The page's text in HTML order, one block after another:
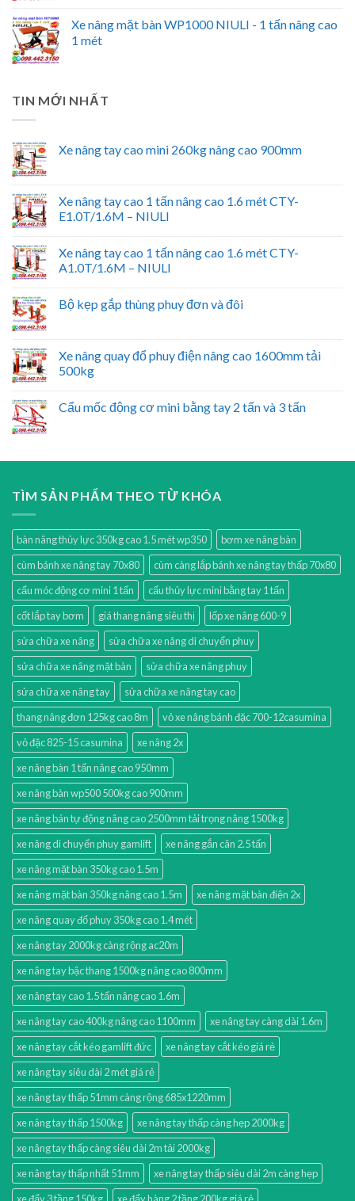
Xe nâng mặt bàn WP1000 NIULI - 1 tấn nâng cao
1 mét
TIN MỚI NHẤT
Xe nâng tay cao mini 260kg nâng cao 900mm
Xe nâng tay cao 1 tấn nâng cao 1.6 mét CTY-
E1.0T/1.6M – NIULI
Xe nâng tay cao 1 tấn nâng cao 1.6 mét CTY-
A1.0T/1.6M – NIULI
Bộ kẹp gắp thùng phuy đơn và đôi
Xe nâng quay đổ phuy điện nâng cao 1600mm tải
500kg
Cẩu mốc động cơ mini bằng tay 2 tấn và 3 tấn
TÌM SẢN PHẨM THEO TỪ KHÓA
bàn nâng thủy lực 350kg cao 1.5 mét wp350
bơm xe nâng bàn
cùm bánh xe nâng tay 70x80
cùm càng lắp bánh xe nâng tay thấp 70x80
cẩu móc động cơ mini 1 tấn
cẩu thủy lực mini bằng tay 1 tấn
cốt lắp tay bơm
giá thang nâng siêu thị
lốp xe nâng 600-9
sửa chữa xe nâng
sửa chữa xe nâng di chuyển phuy
sửa chữa xe nâng mặt bàn
sửa chữa xe nâng phuy
sửa chữa xe nâng tay
sửa chữa xe nâng tay cao
thang nâng đơn 125kg cao 8m
vỏ xe nâng bánh đặc 700-12casumina
vỏ đặc 825-15 casumina
xe nâng 2x
xe nâng bàn 1 tấn nâng cao 950mm
xe nâng bàn wp500 500kg cao 900mm
xe nâng bán tự động nâng cao 2500mm tải trọng nâng 1500kg
xe nâng di chuyển phuy gamlift
xe nâng gắn cân 2.5 tấn
xe nâng mặt bàn 350kg cao 1.5m
xe nâng mặt bàn 350kg nâng cao 1.5m
xe nâng mặt bàn điện 2x
xe nâng quay đổ phuy 350kg cao 1.4 mét
xe nâng tay 2000kg càng rộng ac20m
xe nâng tay bậc thang 1500kg nâng cao 800mm
xe nâng tay cao 1.5 tấn nâng cao 1.6m
xe nâng tay cao 400kg nâng cao 1100mm
xe nâng tay càng dài 1.6m
xe nâng tay cắt kéo gamlift đức
xe nâng tay cắt kéo giá rẻ
xe nâng tay siêu dài 2 mét giá rẻ
xe nâng tay thấp 51mm càng rộng 685x1220mm
xe nâng tay thấp 1500kg
xe nâng tay thấp càng hẹp 2000kg
xe nâng tay thấp càng siêu dài 2m tải 2000kg
xe nâng tay thấp nhất 51mm
xe nâng tay thấp siêu dài 2m càng hẹp